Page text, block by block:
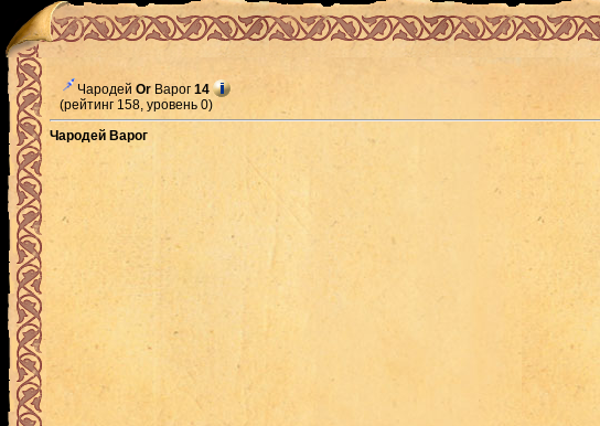
Чародей Or Варог 14
(рейтинг 158, уровень 0)
Чародей Варог